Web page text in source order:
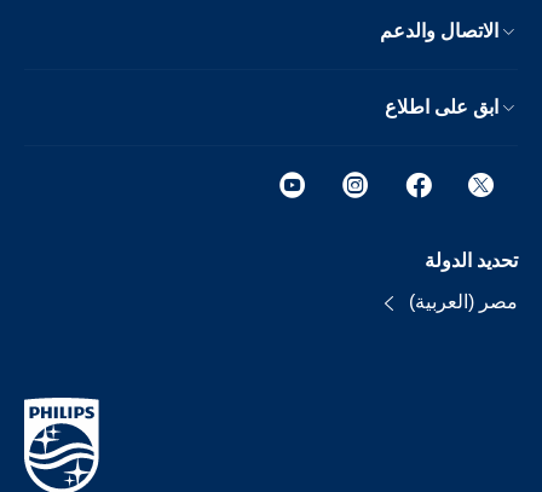
الاتصال والدعم
ابق على اطلاع
تحديد الدولة
مصر (العربية)